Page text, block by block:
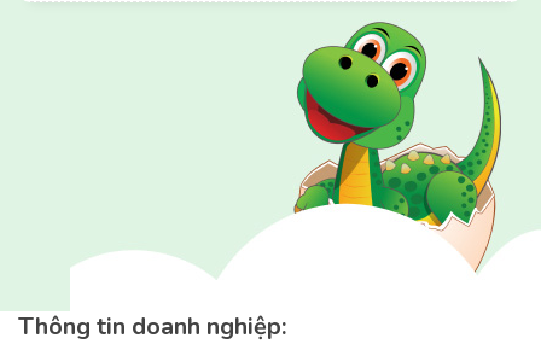
Thông tin doanh nghiệp: